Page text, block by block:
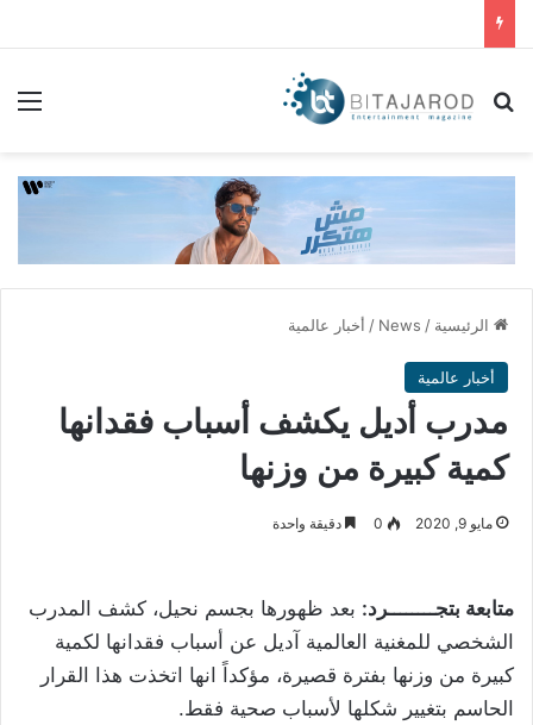
بحث عن
الرئيسية /
News
/ أخبار عالمية
أخبار عالمية
مدرب أديل يكشف أسباب فقدانها
كمية كبيرة من وزنها
مايو 9, 2020 0 دقيقة واحدة
متابعة بتجــــــــرد: بعد ظهورها بجسم نحيل، كشف المدرب
الشخصي للمغنية العالمية آديل عن أسباب فقدانها لكمية
كبيرة من وزنها بفترة قصيرة، مؤكداً انها اتخذت هذا القرار
الحاسم بتغيير شكلها لأسباب صحية فقط.